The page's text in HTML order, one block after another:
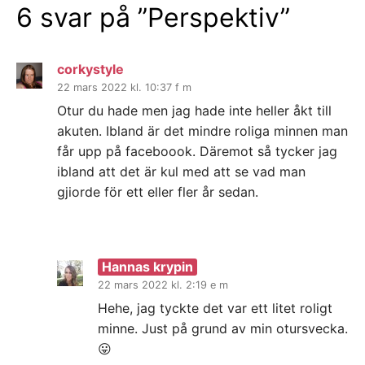
6 svar på ”Perspektiv”
corkystyle
22 mars 2022 kl. 10:37 f m
Otur du hade men jag hade inte heller åkt till
akuten. Ibland är det mindre roliga minnen man
får upp på faceboook. Däremot så tycker jag
ibland att det är kul med att se vad man
gjiorde för ett eller fler år sedan.
Hannas krypin
22 mars 2022 kl. 2:19 e m
Hehe, jag tyckte det var ett litet roligt
minne. Just på grund av min otursvecka.
😛